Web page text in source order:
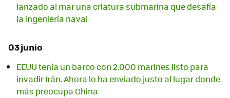
lanzado al mar una criatura submarina que desafía
la ingeniería naval
03 junio
EEUU tenía un barco con 2.000 marines listo para
invadir Irán. Ahora lo ha enviado justo al lugar donde
más preocupa China